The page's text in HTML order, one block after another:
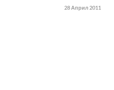
28 Април 2011